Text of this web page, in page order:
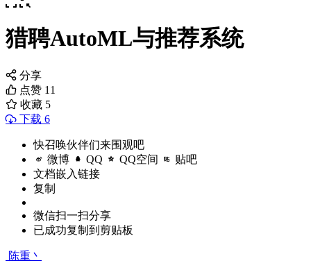
猎聘AutoML与推荐系统
分享
点赞 11
收藏 5
下载 6
快召唤伙伴们来围观吧
微博 QQ QQ空间 贴吧
文档嵌入链接
复制
微信扫一扫分享
已成功复制到剪贴板
陈重丶